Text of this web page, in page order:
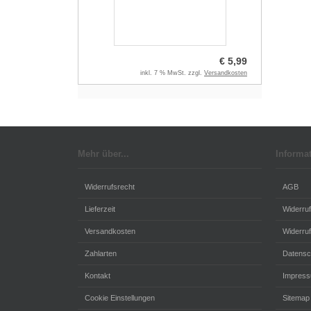
€ 5,99
inkl. 7 % MwSt. zzgl. Versandkosten
Mehr über...
Widerrufsrecht
Lieferzeit
Versandkosten
Zahlarten
Kontakt
Cookie Einstellungen
AGB
Sitemap